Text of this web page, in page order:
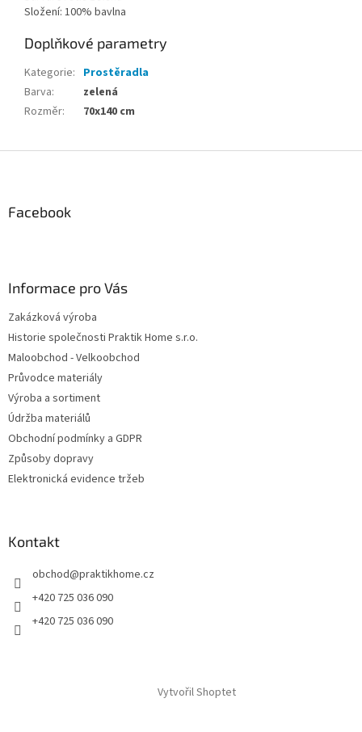
Složení: 100% bavlna
Doplňkové parametry
Kategorie: Prostěradla
Barva:
zelená
Rozměr: 70x140 cm
Facebook
Informace pro Vás
Zakázková výroba
Historie společnosti Praktik Home s.r.o.
Maloobchod - Velkoobchod
Průvodce materiály
Výroba a sortiment
Údržba materiálů
Obchodní podmínky a GDPR
Způsoby dopravy
Elektronická evidence tržeb
Kontakt
obchod@praktikhome.cz
+420 725 036 090
+420 725 036 090
Vytvořil Shoptet